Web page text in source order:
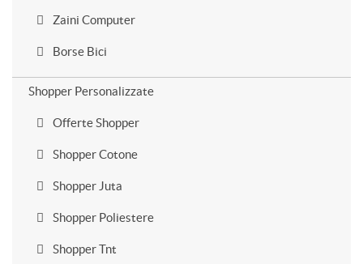
Zaini Computer
Borse Bici
Shopper Personalizzate
Offerte Shopper
Shopper Cotone
Shopper Juta
Shopper Poliestere
Shopper Tnt